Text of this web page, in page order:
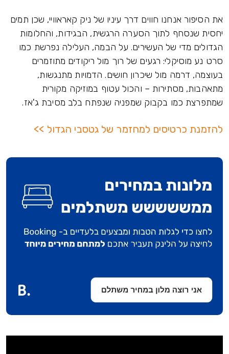
את הסיפור אנחנו חווים דרך עיניו של ניק קאראוויי, שכן תמים
יחסית שנסחף לתוך הסערה הרגשית, הבגידות, והחלומות
הגדולים מדי של העשירים. על הבמה, העלילה נפרשת כמו
סרט נע מוסיקלי: רגעים של רוך מול ריקודים מתוזמרים
בעוצמה, דרמה מול שיכרון חושים. הדמויות מתנגשות,
מתאהבות, מסתירות – והכול עטוף במוזיקה מקורית
שמתפרצת כמו בקבוק שמפניה שנפתח בלב מסיבת ג'אז.
להזמנת כרטיסים למחזמר של גטסבי הגדול >>